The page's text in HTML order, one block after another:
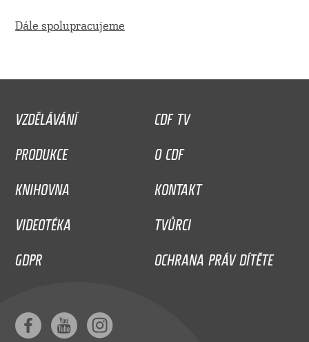
Dále spolupracujeme
VZDĚLÁVÁNÍ
CDF TV
PRODUKCE
O CDF
KNIHOVNA
KONTAKT
VIDEOTÉKA
TVŮRCI
GDPR
OCHRANA PRÁV DÍTĚTE